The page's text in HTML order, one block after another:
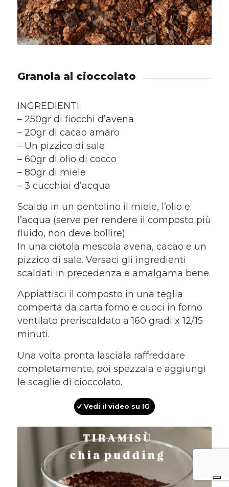
Granola al cioccolato
INGREDIENTI:
– 250gr di fiocchi d’avena
– 20gr di cacao amaro
– Un pizzico di sale
– 60gr di olio di cocco
– 80gr di miele
– 3 cucchiai d’acqua
Scalda in un pentolino il miele, l’olio e
l’acqua (serve per rendere il composto più
fluido, non deve bollire).
In una ciotola mescola avena, cacao e un
pizzico di sale. Versaci gli ingredienti
scaldati in precedenza e amalgama bene.
Appiattisci il composto in una teglia
comperta da carta forno e cuoci in forno
ventilato preriscaldato a 160 gradi x 12/15
minuti.
Una volta pronta lasciala raffreddare
completamente, poi spezzala e aggiungi
le scaglie di cioccolato.
Vedi il video su IG